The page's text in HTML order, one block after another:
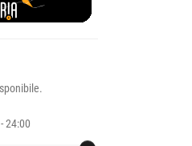
24:00